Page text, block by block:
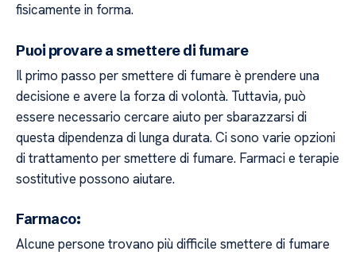
fisicamente in forma.
Puoi provare a smettere di fumare
Il primo passo per smettere di fumare è prendere una
decisione e avere la forza di volontà. Tuttavia, può
essere necessario cercare aiuto per sbarazzarsi di
questa dipendenza di lunga durata. Ci sono varie opzioni
di trattamento per smettere di fumare. Farmaci e terapie
sostitutive possono aiutare.
Farmaco:
Alcune persone trovano più difficile smettere di fumare